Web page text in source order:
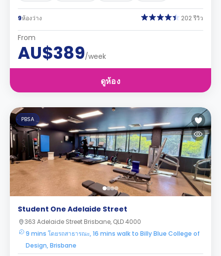
9ห้องว่าง 202 รีวิว
From
AU$389/week
ดูห้อง
PBSA
Student One Adelaide Street
363 Adelaide Street Brisbane, QLD 4000
9 mins โดยรถสาธารณะ, 16 mins walk to Billy Blue College of
Design, Brisbane